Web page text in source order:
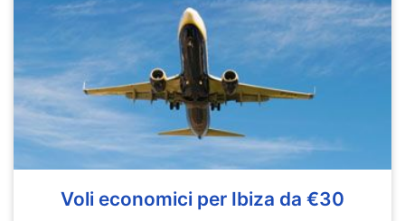
Voli economici per Ibiza da €30